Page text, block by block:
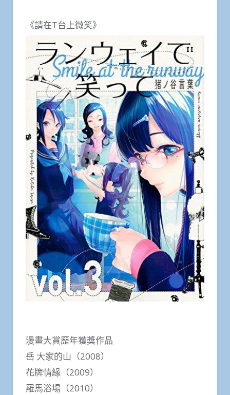
《請在T台上微笑》
漫畫大賞歷年獲獎作品
岳 大家的山（2008）
花牌情緣（2009）
羅馬浴場（2010）